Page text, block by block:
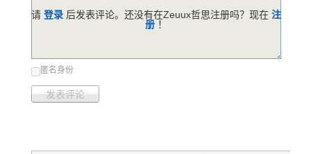
匿名身份
发表评论
请 登录 后发表评论。还没有在Zeuux哲思注册吗？现在 注
册 ！